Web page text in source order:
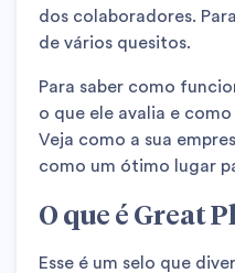
dos colaboradores.
de vários quesitos.
Para saber como
o que ele avalia e
Veja como a sua
como um ótimo lugar
O que é Great
Esse é um selo que